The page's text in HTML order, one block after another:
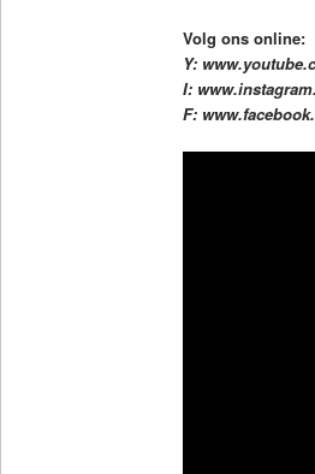
Volg ons online:
Y:
I:
F: